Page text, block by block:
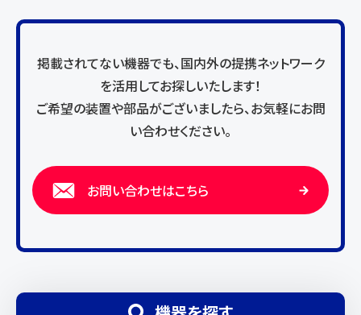
掲載されてない機器でも、国内外の提携ネットワーク
を活用してお探しいたします！
ご希望の装置や部品がございましたら、お気軽にお問
い合わせください。
お問い合わせはこちら